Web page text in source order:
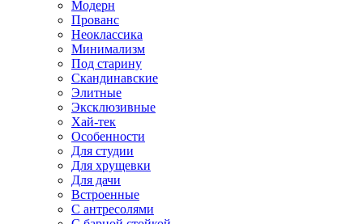
Модерн
Прованс
Неоклассика
Минимализм
Под старину
Скандинавские
Элитные
Эксклюзивные
Хай-тек
Особенности
Для студии
Для хрущевки
Для дачи
Встроенные
С антресолями